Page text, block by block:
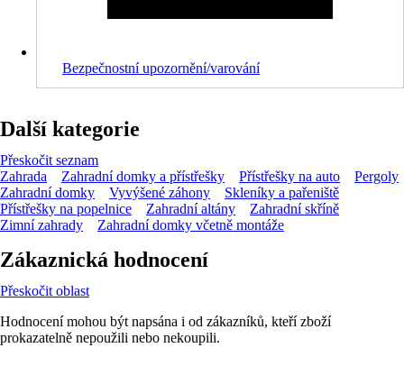
Bezpečnostní upozornění/varování
Další kategorie
Přeskočit seznam
Zahrada
Zahradní domky a přístřešky Přístřešky na auto
Pergoly
Zahradní domky
Vyvýšené záhony
Skleníky a pařeniště
Přístřešky na popelnice
Zahradní altány
Zahradní skříně
Zimní zahrady
Zahradní domky včetně montáže
Zákaznická hodnocení
Přeskočit oblast
Hodnocení mohou být napsána i od zákazníků, kteří zboží
prokazatelně nepoužili nebo nekoupili.